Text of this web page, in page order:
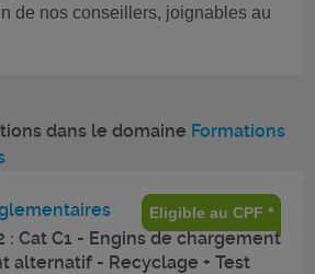
de nos conseillers, joignables au
dans le domaine Formations
: Cat C1 - Engins de chargement
alternatif - Recyclage + Test
Eligible au CPF *